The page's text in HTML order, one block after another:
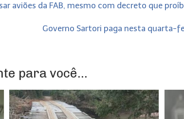
aviões da FAB, mesmo com decreto que
Governo Sartori paga nesta quarta-
para você...